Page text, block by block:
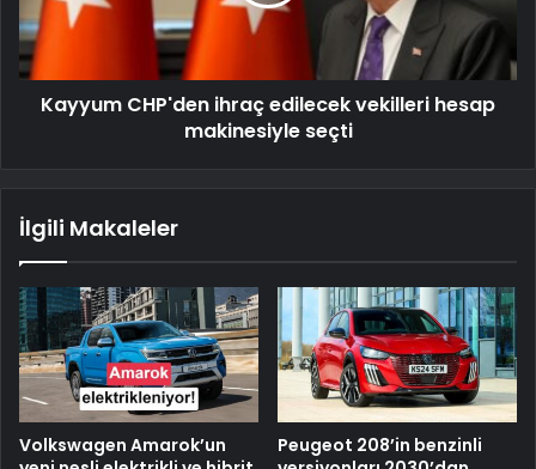
Kayyum CHP'den ihraç edilecek vekilleri hesap
makinesiyle seçti
İlgili Makaleler
Volkswagen Amarok’un
Peugeot 208’in benzinli